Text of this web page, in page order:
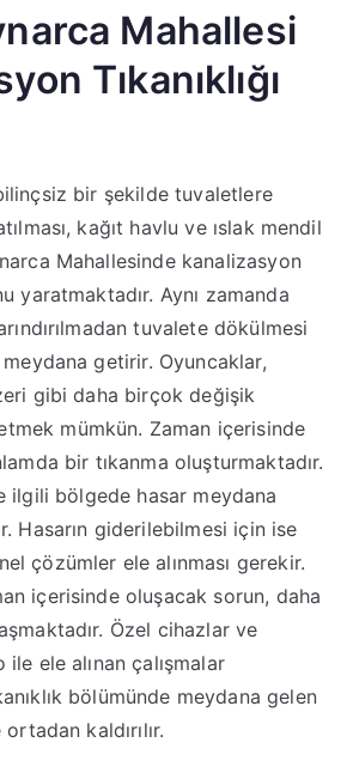
Mahallesi
Tıkanıklığı
bir şekilde tuvaletlere
kağıt havlu ve ıslak mendil
Mahallesinde kanalizasyon
yaratmaktadır. Aynı zamanda
tuvalete dökülmesi
meydana getirir. Oyuncaklar,
gibi daha birçok değişik
mümkün. Zaman içerisinde
bir tıkanma oluşturmaktadır.
ilgili bölgede hasar meydana
Hasarın giderilebilmesi için ise
çözümler ele alınması gerekir.
içerisinde oluşacak sorun, daha
Özel cihazlar ve
ele alınan çalışmalar
bölümünde meydana gelen
kaldırılır.